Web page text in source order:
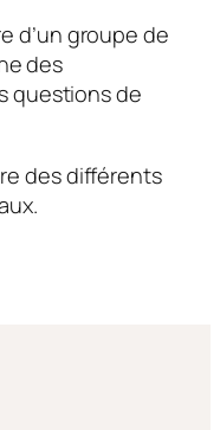
d’un groupe de
des
questions de
des différents